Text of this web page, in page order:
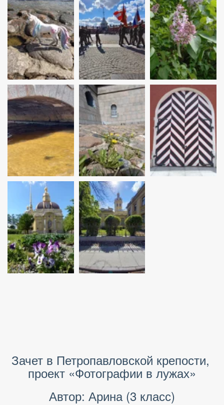
Зачет в Петропавловской крепости,
проект «Фотографии в лужах»
Автор: Арина (3 класс)